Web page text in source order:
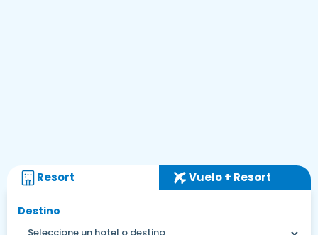
Resort Vuelo + Resort
Destino